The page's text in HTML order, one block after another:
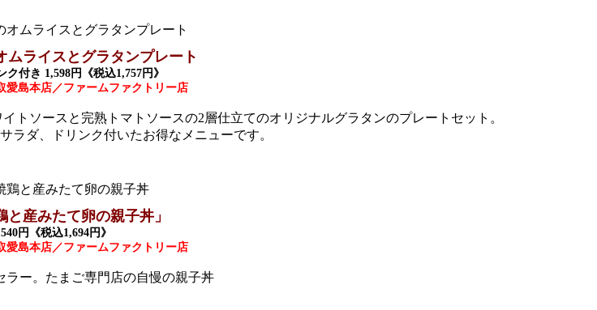
ムライスとグラタンプレート
ク付き 1,598円《税込1,757円》
島本店／ファームファクトリー店
トソースと完熟トマトソースの2層仕立てのオリジナルグラタンのプレートセット。
ラダ、ドリンク付いたお得なメニューです。
と産みたて卵の親子丼」
円《税込1,694円》
島本店／ファームファクトリー店
ラー。たまご専門店の自慢の親子丼